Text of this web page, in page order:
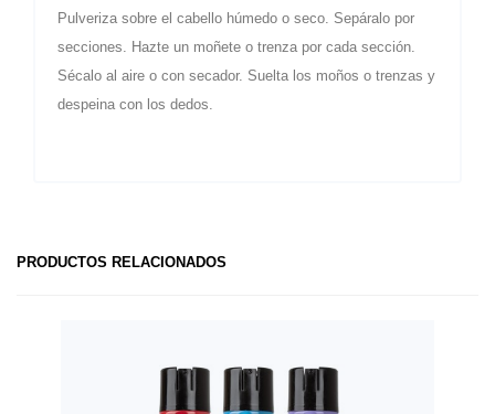
Pulveriza sobre el cabello húmedo o seco. Sepáralo por
secciones. Hazte un moñete o trenza por cada sección.
Sécalo al aire o con secador. Suelta los moños o trenzas y
despeina con los dedos.
PRODUCTOS RELACIONADOS